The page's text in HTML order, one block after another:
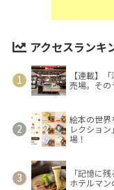
アクセスランキ
【連載】
売場。その
絵本の世界
レクショ
場！
「記憶に
ホテルマン